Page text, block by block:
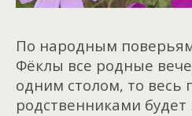
По народным
Фёклы все родные
одним столом, то весь
родственниками